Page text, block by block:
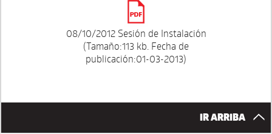
08/10/2012 Sesión de Instalación
(Tamaño:113 kb. Fecha de
publicación:01-03-2013)
IR ARRIBA